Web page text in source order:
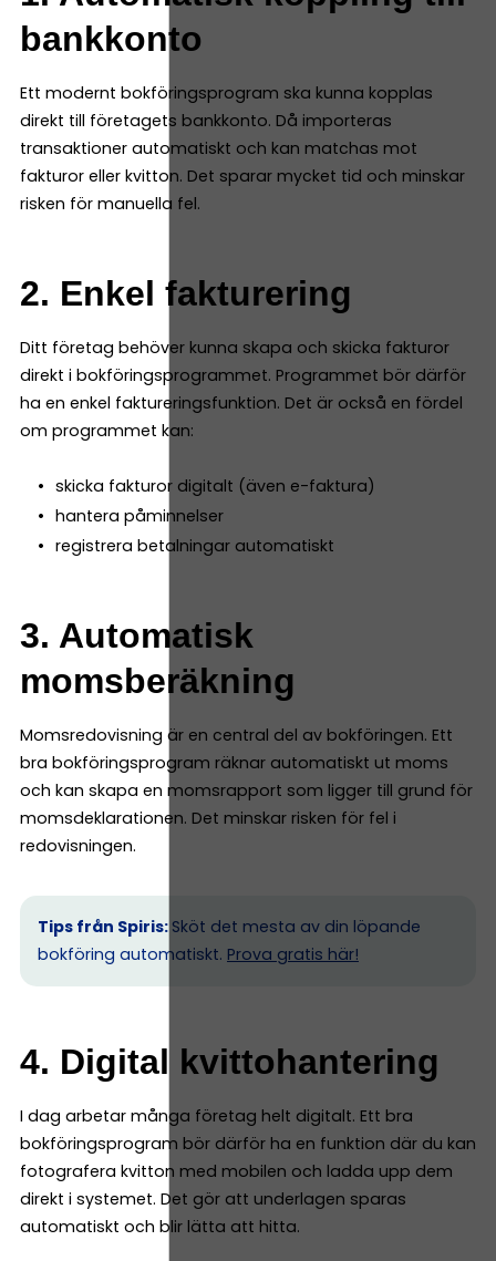
bankkonto
Ett modernt bokföringsprogram ska kunna kopplas
direkt till företagets bankkonto. Då importeras
transaktioner automatiskt och kan matchas mot
fakturor eller kvitton. Det sparar mycket tid och minskar
risken för manuella fel.
2. Enkel fakturering
Ditt företag behöver kunna skapa och skicka fakturor
direkt i bokföringsprogrammet. Programmet bör därför
ha en enkel faktureringsfunktion. Det är också en fördel
om programmet kan:
skicka fakturor digitalt (även e-faktura)
hantera påminnelser
registrera betalningar automatiskt
3. Automatisk
momsberäkning
Momsredovisning är en central del av bokföringen. Ett
bra bokföringsprogram räknar automatiskt ut moms
och kan skapa en momsrapport som ligger till grund för
momsdeklarationen. Det minskar risken för fel i
redovisningen.
Tips från Spiris: Sköt det mesta av din löpande
bokföring automatiskt. Prova gratis här!
4. Digital kvittohantering
I dag arbetar många företag helt digitalt. Ett bra
bokföringsprogram bör därför ha en funktion där du kan
fotografera kvitton med mobilen och ladda upp dem
direkt i systemet. Det gör att underlagen sparas
automatiskt och blir lätta att hitta.